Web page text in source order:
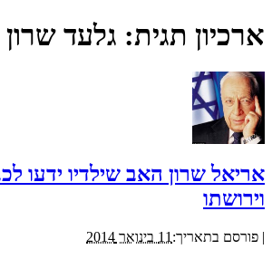
ארכיון תגית: גלעד שרון
אריאל שרון האב שילדיו ידעו
וירושתו
| פורסם בתאריך: 11 בינואר 2014